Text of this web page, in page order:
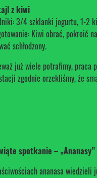
z kiwi
3/4 szklanki jogurtu, 1-2
Kiwi obrać, pokroić
schłodzony.
już wiele potrafimy, praca
zgodnie orzekliśmy, że
spotkanie – „Ananasy”
ananasa wiedzieli